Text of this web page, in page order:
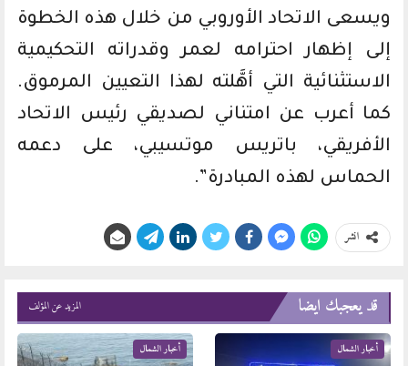
ويسعى الاتحاد الأوروبي من خلال هذه الخطوة
إلى إظهار احترامه لعمر وقدراته التحكيمية
الاستثنائية التي أهَّلته لهذا التعيين المرموق.
كما أعرب عن امتناني لصديقي رئيس الاتحاد
الأفريقي، باتريس موتسيبي، على دعمه
الحماس لهذه المبادرة”.
انشر
قد يعجبك ايضا المزيد عن المؤلف
أخبار الشمال أخبار الشمال